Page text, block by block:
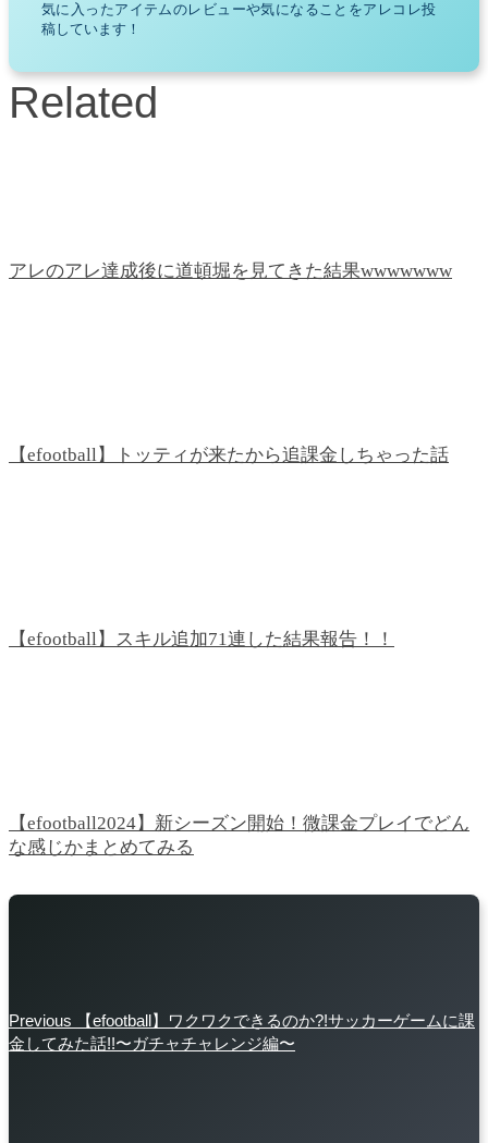
気に入ったアイテムのレビューや気になることをアレコレ投
稿しています！
Related
アレのアレ達成後に道頓堀を見てきた結果wwwwwww
【efootball】トッティが来たから追課金しちゃった話
【efootball】スキル追加71連した結果報告！！
【efootball2024】新シーズン開始！微課金プレイでどん
な感じかまとめてみる
Previous 【efootball】ワクワクできるのか?!サッカーゲームに課
金してみた話!!〜ガチャチャレンジ編〜